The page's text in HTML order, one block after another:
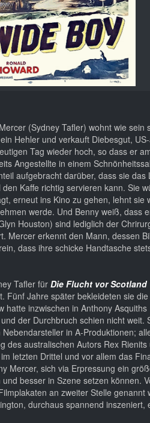
(Sydney Tafler) wohnt wie
Hehler und verkauft Diebesgut,
Tag wieder hoch, so dass er
Angestellte in einem
aufgebracht darüber, dass sie
Kaffe richtig servieren kann. Sie
erneut ins Kino zu gehen, lehnt
werde. Und Benny weiß,
Houston) sind lediglich der
Mercer erkennt den Mann, dessen
dass ihre schicke Handtasche
Tafler für Die Flucht vor Scotland
Fünf Jahre später bekleideten sie
hatte inzwischen in Anthony Asquiths
der Durchbruch schien nicht
in A-Produktionen;
des australischen Autors Rex
letzten Drittel und vor allem das
Mercer, sich via Erpressung ein
besser in Szene setzen können.
an zweiter Stelle
durchaus spannend